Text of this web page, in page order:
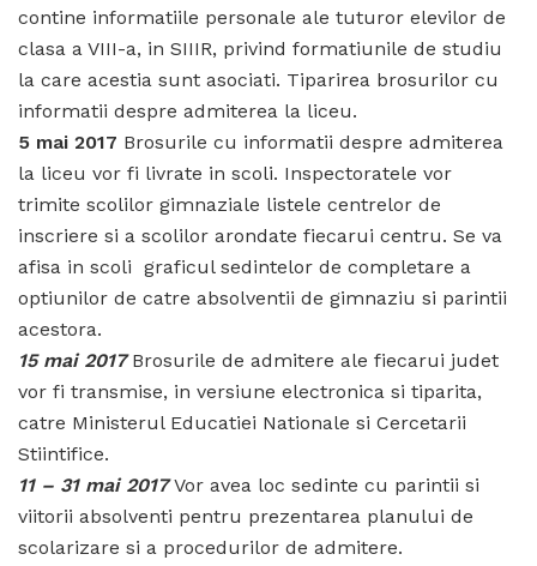
contine informatiile personale ale tuturor elevilor de
clasa a VIII-a, in SIIIR, privind formatiunile de studiu
la care acestia sunt asociati. Tiparirea brosurilor cu
informatii despre admiterea la liceu.
5 mai 2017 Brosurile cu informatii despre admiterea
la liceu vor fi livrate in scoli. Inspectoratele vor
trimite scolilor gimnaziale listele centrelor de
inscriere si a scolilor arondate fiecarui centru. Se va
afisa in scoli graficul sedintelor de completare a
optiunilor de catre absolventii de gimnaziu si parintii
acestora.
15 mai 2017Brosurile de admitere ale fiecarui judet
vor fi transmise, in versiune electronica si tiparita,
catre Ministerul Educatiei Nationale si Cercetarii
Stiintifice.
11 – 31 mai 2017Vor avea loc sedinte cu parintii si
viitorii absolventi pentru prezentarea planului de
scolarizare si a procedurilor de admitere.